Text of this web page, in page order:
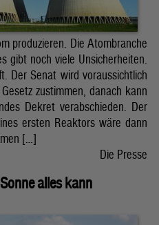
produzieren. Die Atombranche
gibt noch viele Unsicherheiten.
Der Senat wird voraussichtlich
zustimmen, danach kann
Dekret verabschieden. Der
ersten Reaktors wäre dann
[…]
Die Presse
alles kann